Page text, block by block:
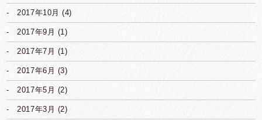
2017年10月 (4)
2017年9月 (1)
2017年7月 (1)
2017年6月 (3)
2017年5月 (2)
2017年3月 (2)